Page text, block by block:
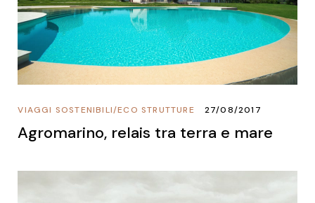
ECO STRUTTURE
/
VIAGGI SOSTENIBILI 27/08/2017
Agromarino, relais tra terra e mare